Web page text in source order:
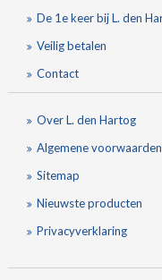
De 1e keer bij L. den
Veilig betalen
Contact
Over L. den Hartog
Algemene voorwaarden
Sitemap
Nieuwste producten
Privacyverklaring